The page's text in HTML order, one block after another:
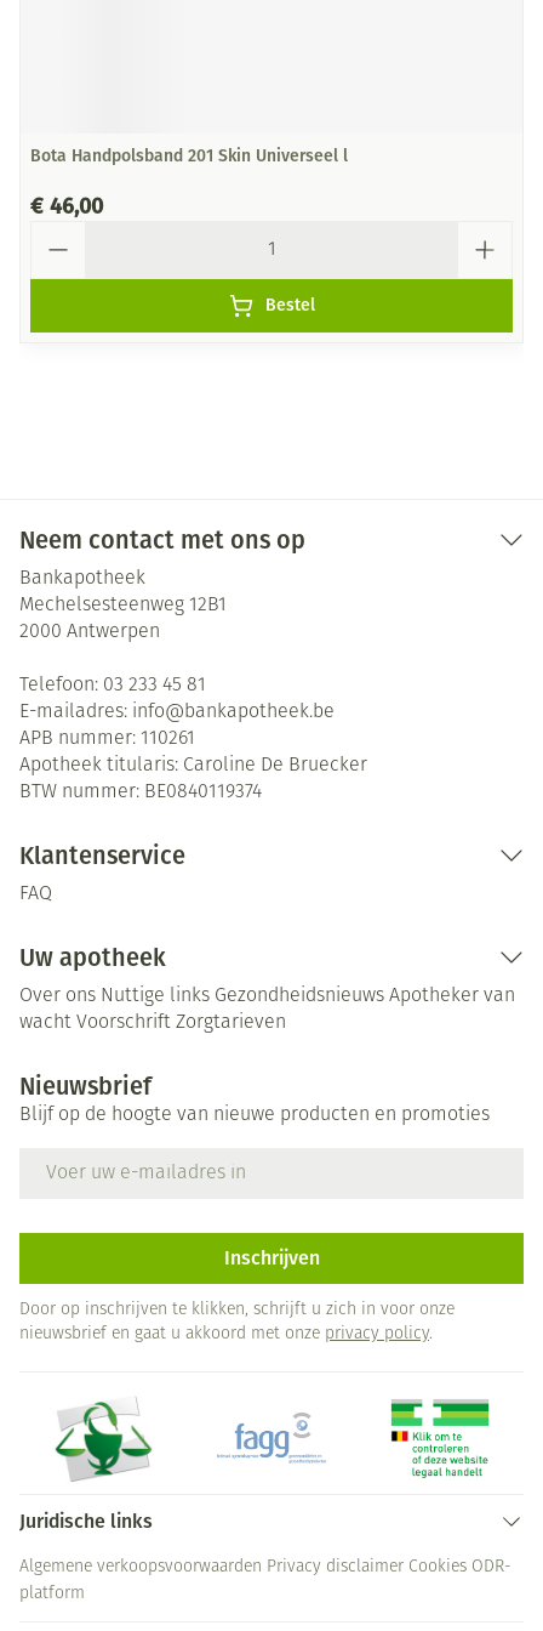
Bota Handpolsband 201 Skin Universeel l
€ 46,00
Bestel
Neem contact met ons op
Bankapotheek
Mechelsesteenweg 12B1
2000 Antwerpen
Telefoon: 03 233 45 81
E-mailadres: info@bankapotheek.be
APB nummer: 110261
Apotheek titularis: Caroline De Bruecker
BTW nummer: BE0840119374
Klantenservice
FAQ
Uw apotheek
Over ons Nuttige links Gezondheidsnieuws Apotheker van
wacht Voorschrift Zorgtarieven
Nieuwsbrief
Blijf op de hoogte van nieuwe producten en promoties
Inschrijven
Door op inschrijven te klikken, schrijft u zich in voor onze
nieuwsbrief en gaat u akkoord met onze privacy policy.
Juridische links
Algemene verkoopsvoorwaarden Privacy disclaimer Cookies ODR-
platform